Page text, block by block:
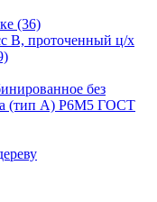
(36)
В, проточенный ц/х
без
(тип А) Р6М5 ГОСТ